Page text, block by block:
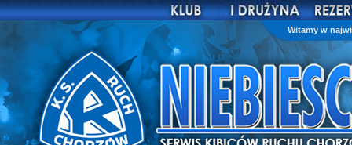
Witamy w